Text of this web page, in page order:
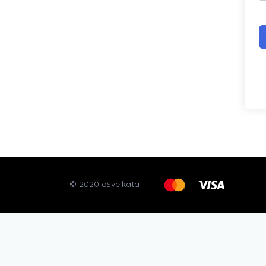
© 2020 eSveikata